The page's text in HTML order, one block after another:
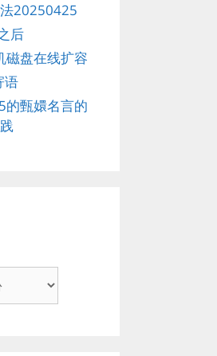
20250425
后
磁盘在线扩容
语
的甄嬛名言的